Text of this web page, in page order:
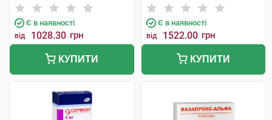
Є в наявності
від 1028.30 грн
КУПИТИ
Хеель
Є в наявності
від 1522.00 грн
КУПИТИ